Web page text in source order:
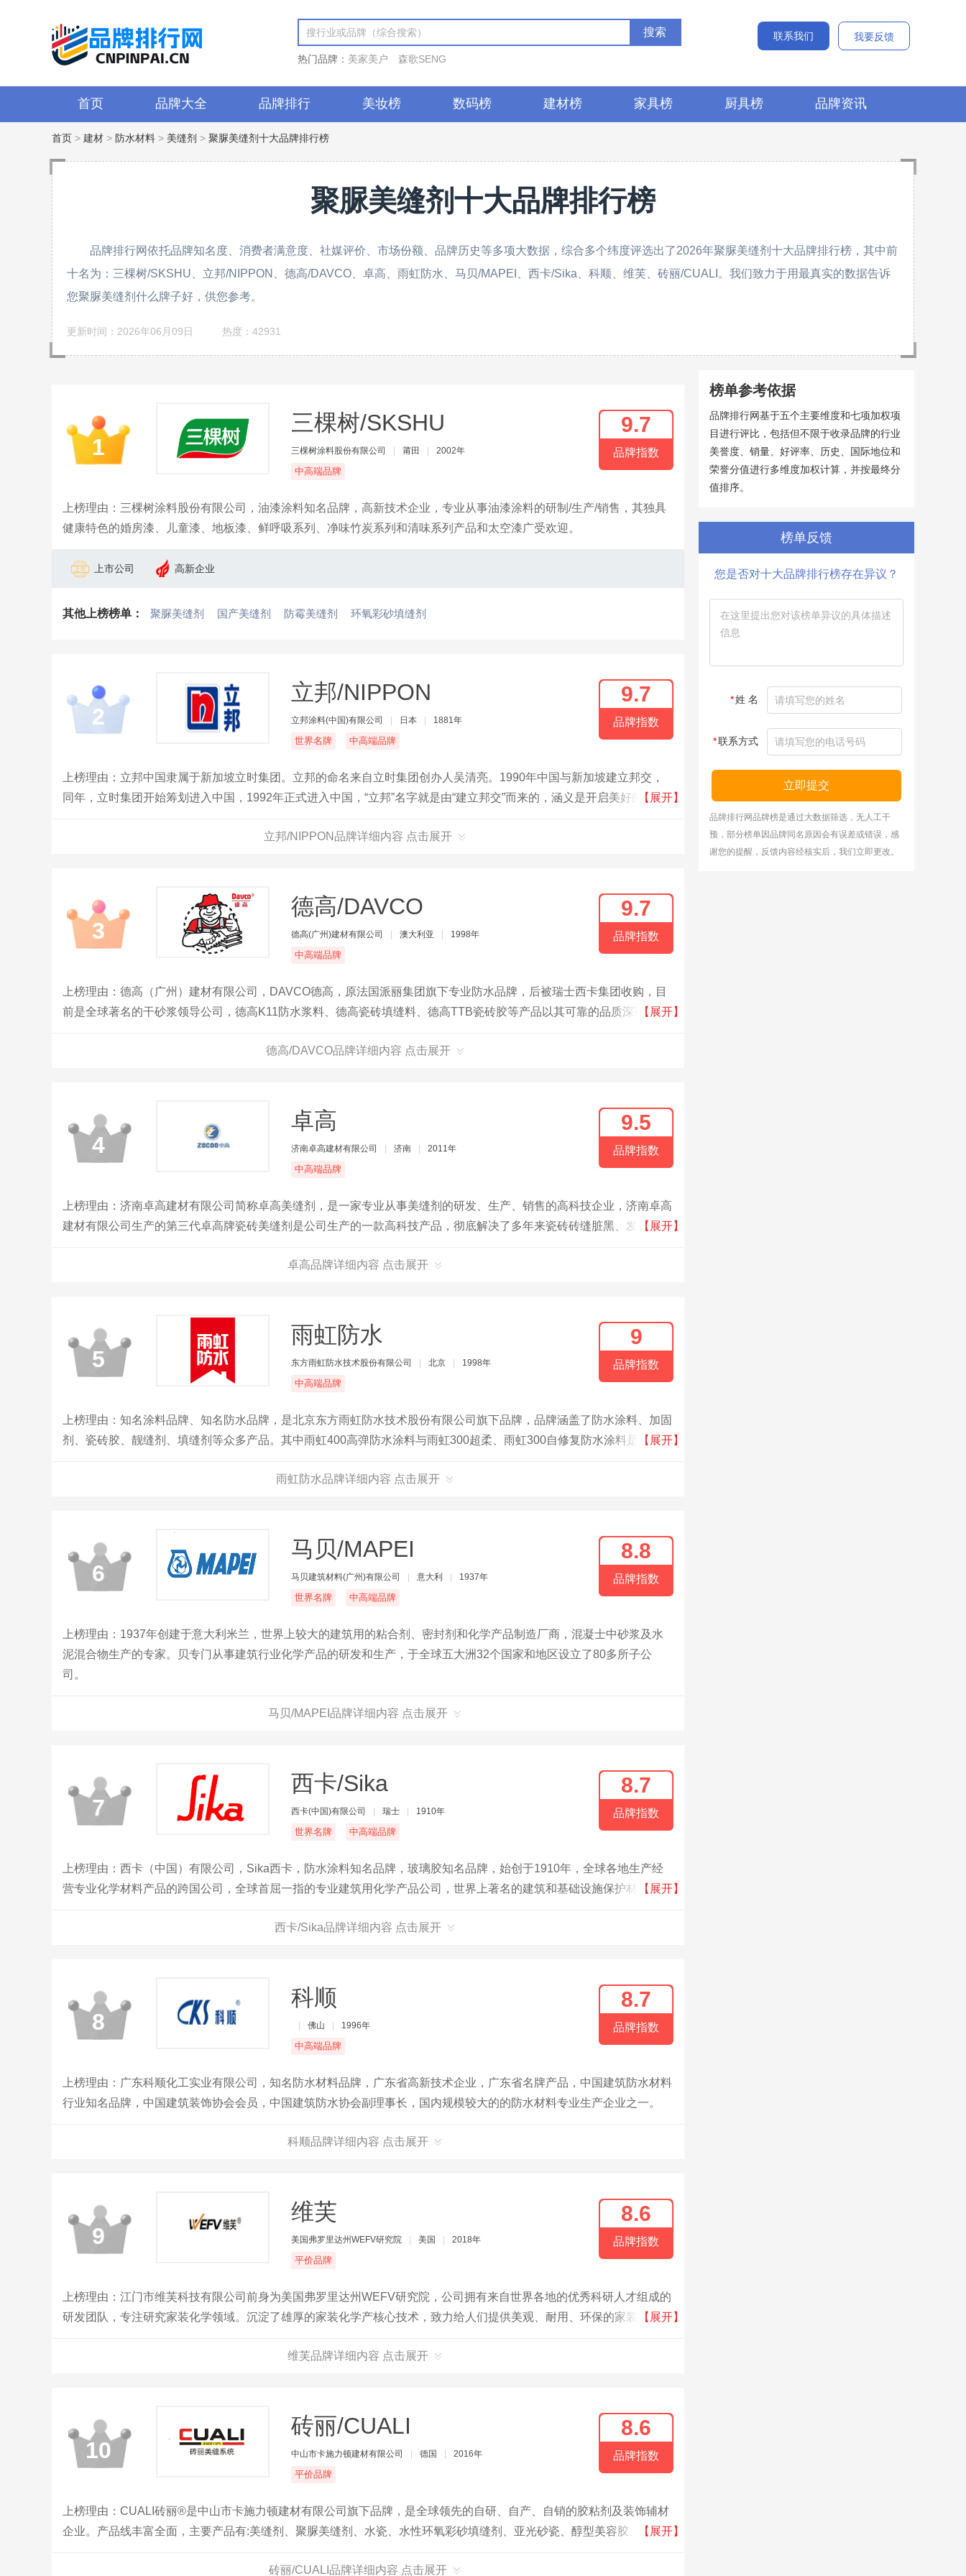
联系我们
我要反馈
热门品牌： 美家美户 森歌SENG
首页 品牌大全 品牌排行 美妆榜 数码榜 建材榜 家具榜 厨具榜 品牌资讯
首页 > 建材 > 防水材料 > 美缝剂 > 聚脲美缝剂十大品牌排行榜
聚脲美缝剂十大品牌排行榜
品牌排行网依托品牌知名度、消费者满意度、社媒评价、市场份额、品牌历史等多项大数据，综合多个纬度评选出了2026年聚脲美缝剂十大品牌排行榜，其中前
十名为：三棵树/SKSHU、立邦/NIPPON、德高/DAVCO、卓高、雨虹防水、马贝/MAPEI、西卡/Sika、科顺、维芙、砖丽/CUALI。我们致力于用最真实的数据告诉
您聚脲美缝剂什么牌子好，供您参考。
更新时间：2026年06月09日 热度：42931
1
三棵树/SKSHU
三棵树涂料股份有限公司 莆田 2002年
中高端品牌
9.7
品牌指数
上榜理由：三棵树涂料股份有限公司，油漆涂料知名品牌，高新技术企业，专业从事油漆涂料的研制/生产/销售，其独具
健康特色的婚房漆、儿童漆、地板漆、鲜呼吸系列、净味竹炭系列和清味系列产品和太空漆广受欢迎。
上市公司 高新企业
其他上榜榜单： 聚脲美缝剂 国产美缝剂 防霉美缝剂 环氧彩砂填缝剂
2
立邦/NIPPON
立邦涂料(中国)有限公司 日本 1881年
世界名牌 中高端品牌
9.7
品牌指数
上榜理由：立邦中国隶属于新加坡立时集团。立邦的命名来自立时集团创办人吴清亮。1990年中国与新加坡建立邦交，
同年，立时集团开始筹划进入中国，1992年正式进入中国，“立邦”名字就是由“建立邦交”而来的，涵义是开启美好的中国
【展开】
立邦/NIPPON品牌详细内容 点击展开
3
德高/DAVCO
德高(广州)建材有限公司 澳大利亚 1998年
中高端品牌
9.7
品牌指数
上榜理由：德高（广州）建材有限公司，DAVCO德高，原法国派丽集团旗下专业防水品牌，后被瑞士西卡集团收购，目
前是全球著名的干砂浆领导公司，德高K11防水浆料、德高瓷砖填缝料、德高TTB瓷砖胶等产品以其可靠的品质深获广大
【展开】
德高/DAVCO品牌详细内容 点击展开
4
卓高
济南卓高建材有限公司 济南 2011年
中高端品牌
9.5
品牌指数
上榜理由：济南卓高建材有限公司简称卓高美缝剂，是一家专业从事美缝剂的研发、生产、销售的高科技企业，济南卓高
建材有限公司生产的第三代卓高牌瓷砖美缝剂是公司生产的一款高科技产品，彻底解决了多年来瓷砖砖缝脏黑、发黄的难
度高、防水、 防油 、不沾脏污，容易清洁，一擦就亮，从而彻底解决瓷砖缝脏黑不易清洁 的难题。美缝剂颜色丰富，具
【展开】
卓高品牌详细内容 点击展开
5
雨虹防水
东方雨虹防水技术股份有限公司 北京 1998年
中高端品牌
9
品牌指数
上榜理由：知名涂料品牌、知名防水品牌，是北京东方雨虹防水技术股份有限公司旗下品牌，品牌涵盖了防水涂料、加固
剂、瓷砖胶、靓缝剂、填缝剂等众多产品。其中雨虹400高弹防水涂料与雨虹300超柔、雨虹300自修复防水涂料是拥有超
统解决方案，已成为优质的建筑建材系统服务商。
【展开】
雨虹防水品牌详细内容 点击展开
6
马贝/MAPEI
马贝建筑材料(广州)有限公司 意大利 1937年
世界名牌 中高端品牌
8.8
品牌指数
上榜理由：1937年创建于意大利米兰，世界上较大的建筑用的粘合剂、密封剂和化学产品制造厂商，混凝士中砂浆及水
泥混合物生产的专家。贝专门从事建筑行业化学产品的研发和生产，于全球五大洲32个国家和地区设立了80多所子公
司。
马贝/MAPEI品牌详细内容 点击展开
7
西卡/Sika
西卡(中国)有限公司 瑞士 1910年
世界名牌 中高端品牌
8.7
品牌指数
上榜理由：西卡（中国）有限公司，Sika西卡，防水涂料知名品牌，玻璃胶知名品牌，始创于1910年，全球各地生产经
营专业化学材料产品的跨国公司，全球首屈一指的专业建筑用化学产品公司，世界上著名的建筑和基础设施保护材料的供
【展开】
西卡/Sika品牌详细内容 点击展开
8
科顺
佛山 1996年
中高端品牌
8.7
品牌指数
上榜理由：广东科顺化工实业有限公司，知名防水材料品牌，广东省高新技术企业，广东省名牌产品，中国建筑防水材料
行业知名品牌，中国建筑装饰协会会员，中国建筑防水协会副理事长，国内规模较大的的防水材料专业生产企业之一。
科顺品牌详细内容 点击展开
9
维芙
美国弗罗里达州WEFV研究院 美国 2018年
平价品牌
8.6
品牌指数
上榜理由：江门市维芙科技有限公司前身为美国弗罗里达州WEFV研究院，公司拥有来自世界各地的优秀科研人才组成的
研发团队，专注研究家装化学领域。沉淀了雄厚的家装化学产核心技术，致力给人们提供美观、耐用、环保的家装产品。
【展开】
维芙品牌详细内容 点击展开
10
砖丽/CUALI
中山市卡施力顿建材有限公司 德国 2016年
平价品牌
8.6
品牌指数
上榜理由：CUALI砖丽®是中山市卡施力顿建材有限公司旗下品牌，是全球领先的自研、自产、自销的胶粘剂及装饰辅材
企业。产品线丰富全面，主要产品有:美缝剂、聚脲美缝剂、水瓷、水性环氧彩砂填缝剂、亚光砂瓷、醇型美容胶、岩板
RG标准及0级防霉标准、FDA食品接触材料测试标准等。目前在全国有500+专卖店和1500+服务中心，能在绝大多数城
【展开】
砖丽/CUALI品牌详细内容 点击展开
榜单参考依据
品牌排行网基于五个主要维度和七项加权项
目进行评比，包括但不限于收录品牌的行业
美誉度、销量、好评率、历史、国际地位和
荣誉分值进行多维度加权计算，并按最终分
值排序。
榜单反馈
您是否对十大品牌排行榜存在异议？
*姓 名
*联系方式
立即提交
品牌排行网品牌榜是通过大数据筛选，无人工干
预，部分榜单因品牌同名原因会有误差或错误，感
谢您的提醒，反馈内容经核实后，我们立即更改。